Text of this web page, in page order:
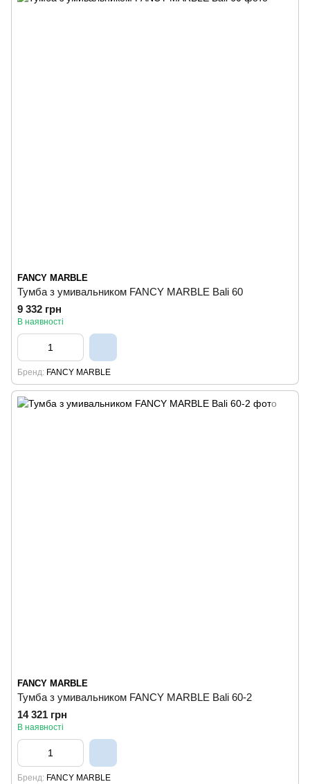
FANCY MARBLE
Тумба з умивальником FANCY MARBLE Bali 60
9 332 грн
В наявності
Бренд FANCY MARBLE
FANCY MARBLE
Тумба з умивальником FANCY MARBLE Bali 60-2
14 321 грн
В наявності
Бренд FANCY MARBLE